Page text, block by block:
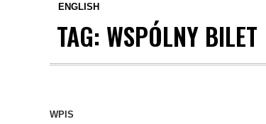
ENGLISH
TAG: WSPÓLNY BILET
WPIS